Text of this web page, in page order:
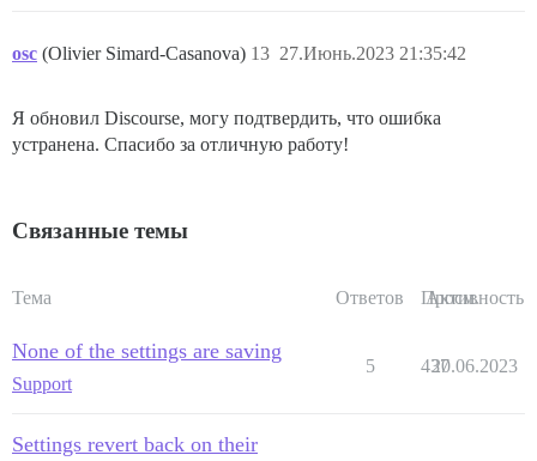
osc (Olivier Simard-Casanova) 27.Июнь.2023 21:35:42
13
Я обновил Discourse, могу подтвердить, что ошибка
устранена. Спасибо за отличную работу!
Связанные темы
Тема Ответов Просм.
Активность
None of the settings are saving
Support
5 437
20.06.2023
Settings revert back on their